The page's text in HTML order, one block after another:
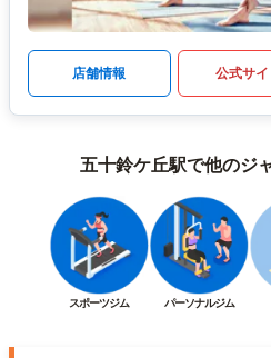
店舗情報 公式サイ
五十鈴ケ丘駅で他のジ
スポーツジム パーソナルジム